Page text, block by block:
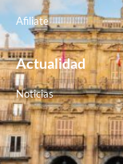
Afiliate
Actualidad
Noticias